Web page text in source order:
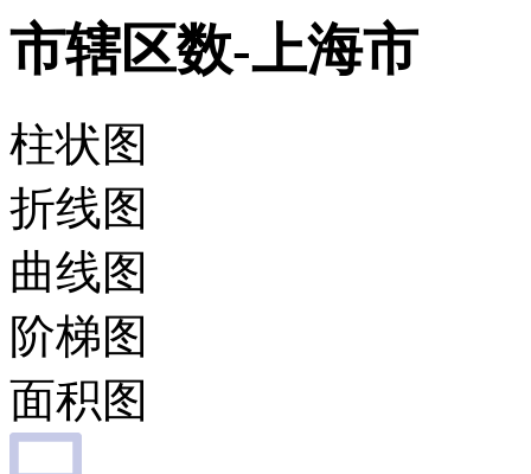
市辖区数-上海市
柱状图
折线图
曲线图
阶梯图
面积图